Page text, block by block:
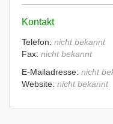
Kontakt
Telefon: nicht bekannt
Fax: nicht bekannt
E-Mailadresse: nicht
Website: nicht bekannt